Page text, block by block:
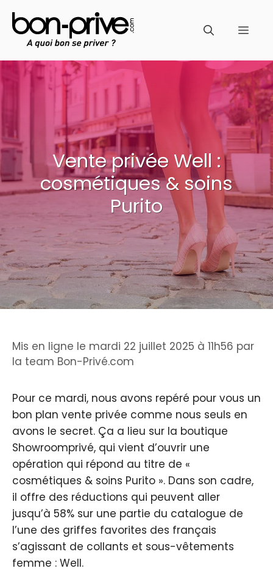
au
contenu
Vente privée Well :
cosmétiques & soins
Purito
Mis en ligne le mardi 22 juillet 2025 à 11h56 par
la team Bon-Privé.com
Pour ce mardi, nous avons repéré pour vous un
bon plan vente privée comme nous seuls en
avons le secret. Ça a lieu sur la boutique
Showroomprivé, qui vient d’ouvrir une
opération qui répond au titre de «
cosmétiques & soins Purito ». Dans son cadre,
il offre des réductions qui peuvent aller
jusqu’à 58% sur une partie du catalogue de
l’une des griffes favorites des français
s’agissant de collants et sous-vêtements
femme : Well.